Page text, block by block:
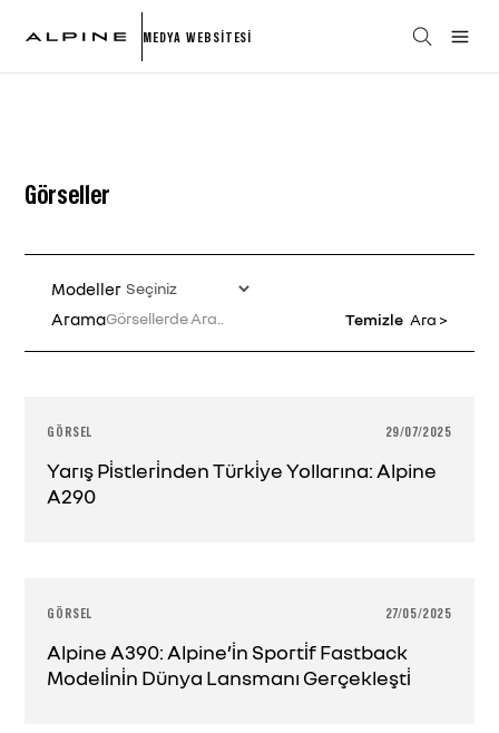
MEDYA WEBSİTESİ
Görseller
Modeller
Arama
GÖRSEL 29/07/2025
Yarış Pi̇stleri̇nden Türki̇ye Yollarına: Alpine
A290
GÖRSEL 27/05/2025
Alpine A390: Alpine’i̇n Sporti̇f Fastback
Modeli̇ni̇n Dünya Lansmanı Gerçekleşti̇